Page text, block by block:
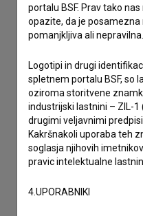
portalu BSF. Prav tako
opazite, da je
pomanjkljiva ali nepravilna.
Logotipi in drugi
spletnem portalu BSF, so
oziroma storitvene
industrijski lastnini – ZIL-1
drugimi veljavnimi
Kakršnakoli uporaba teh
soglasja njihovih
pravic intelektualne
4.UPORABNIKI